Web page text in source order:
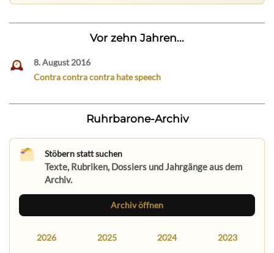
Vor zehn Jahren...
8. August 2016
Contra contra contra hate speech
Ruhrbarone-Archiv
Stöbern statt suchen
Texte, Rubriken, Dossiers und Jahrgänge aus dem
Archiv.
Archiv öffnen
2026 2025 2024 2023